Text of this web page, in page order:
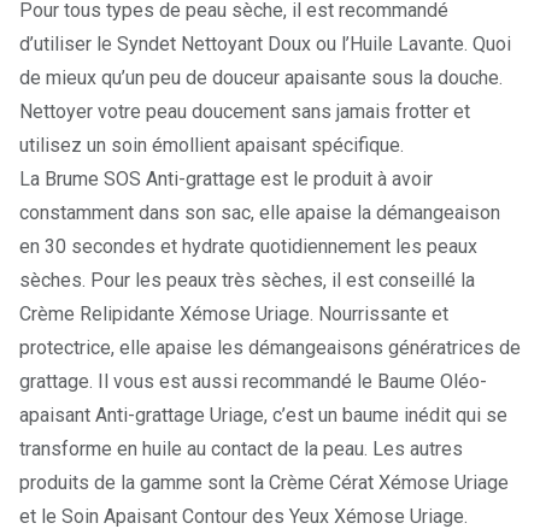
Pour tous types de peau sèche, il est recommandé
d’utiliser le Syndet Nettoyant Doux ou l’Huile Lavante. Quoi
de mieux qu’un peu de douceur apaisante sous la douche.
Nettoyer votre peau doucement sans jamais frotter et
utilisez un soin émollient apaisant spécifique.
La Brume SOS Anti-grattage est le produit à avoir
constamment dans son sac, elle apaise la démangeaison
en 30 secondes et hydrate quotidiennement les peaux
sèches. Pour les peaux très sèches, il est conseillé la
Crème Relipidante Xémose Uriage. Nourrissante et
protectrice, elle apaise les démangeaisons génératrices de
grattage. Il vous est aussi recommandé le Baume Oléo-
apaisant Anti-grattage Uriage, c’est un baume inédit qui se
transforme en huile au contact de la peau. Les autres
produits de la gamme sont la Crème Cérat Xémose Uriage
et le Soin Apaisant Contour des Yeux Xémose Uriage.